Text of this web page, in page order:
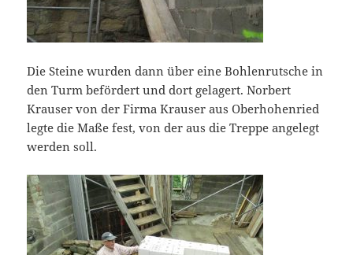
Die Steine wurden dann über eine Bohlenrutsche in
den Turm befördert und dort gelagert. Norbert
Krauser von der Firma Krauser aus Oberhohenried
legte die Maße fest, von der aus die Treppe angelegt
werden soll.